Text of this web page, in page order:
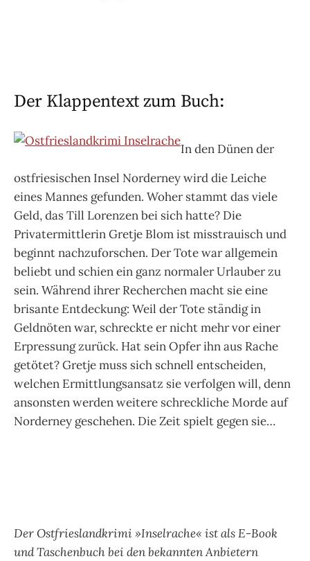
Der Klappentext zum Buch:
In den Dünen der
ostfriesischen Insel Norderney wird die Leiche
eines Mannes gefunden. Woher stammt das viele
Geld, das Till Lorenzen bei sich hatte? Die
Privatermittlerin Gretje Blom ist misstrauisch und
beginnt nachzuforschen. Der Tote war allgemein
beliebt und schien ein ganz normaler Urlauber zu
sein. Während ihrer Recherchen macht sie eine
brisante Entdeckung: Weil der Tote ständig in
Geldnöten war, schreckte er nicht mehr vor einer
Erpressung zurück. Hat sein Opfer ihn aus Rache
getötet? Gretje muss sich schnell entscheiden,
welchen Ermittlungsansatz sie verfolgen will, denn
ansonsten werden weitere schreckliche Morde auf
Norderney geschehen. Die Zeit spielt gegen sie…
Der Ostfrieslandkrimi »Inselrache« ist als E-Book
und Taschenbuch bei den bekannten Anbietern